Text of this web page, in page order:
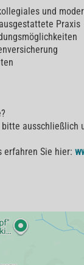
und
Praxis
bitte ausschließlich
erfahren Sie hier: